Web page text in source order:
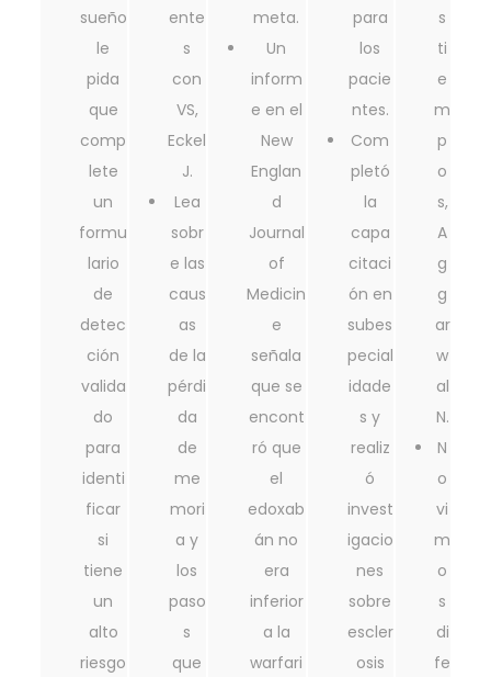
sueño
le
pida
que
comp
lete
un
formu
lario
de
detec
ción
valida
do
para
identi
ficar
si
tiene
un
alto
riesgo
ente
s
con
VS,
Eckel
J.
Lea
sobr
e las
caus
as
de la
pérdi
da
de
me
mori
a y
los
paso
s
que
meta.
Un
inform
e en el
New
Englan
d
Journal
of
Medicin
e
señala
que se
encont
ró que
el
edoxab
án no
era
inferior
a la
warfari
para
los
pacie
ntes.
Com
pletó
la
capa
citaci
ón en
subes
pecial
idade
s y
realiz
ó
invest
igacio
nes
sobre
escler
osis
s
ti
e
m
p
o
s,
A
g
g
ar
w
al
N.
N
o
vi
m
o
s
di
fe